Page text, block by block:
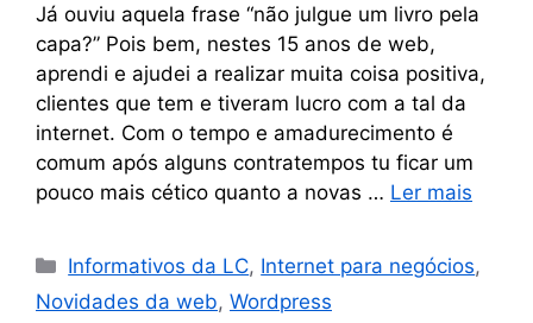
Já ouviu aquela frase “não julgue um livro pela
capa?” Pois bem, nestes 15 anos de web,
aprendi e ajudei a realizar muita coisa positiva,
clientes que tem e tiveram lucro com a tal da
internet. Com o tempo e amadurecimento é
comum após alguns contratempos tu ficar um
pouco mais cético quanto a novas … Ler mais
Informativos da LC, Internet para negócios,
Novidades da web, Wordpress